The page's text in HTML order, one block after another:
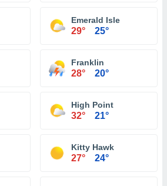
Emerald Isle
29° 25°
Franklin
28° 20°
High Point
32° 21°
Kitty Hawk
27° 24°